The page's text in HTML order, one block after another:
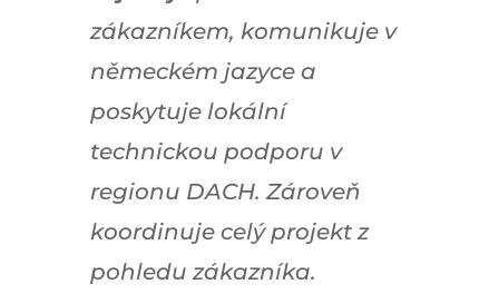
zákazníkem, komunikuje v
německém jazyce a
poskytuje lokální
technickou podporu v
regionu DACH. Zároveň
koordinuje celý projekt z
pohledu zákazníka.